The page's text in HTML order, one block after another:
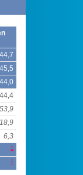
44,7
45,5
44,0
44,4
53,9
18,9
6,3
1
1